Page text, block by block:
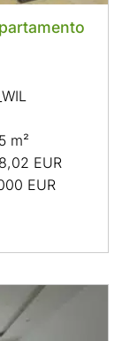
m²
EUR
EUR